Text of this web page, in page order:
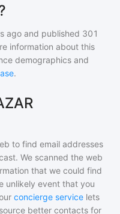
ago and published 301
information about this
demographics and
.
to find email addresses
We scanned the web
that we could find
unlikely event that you
concierge service lets
better contacts for